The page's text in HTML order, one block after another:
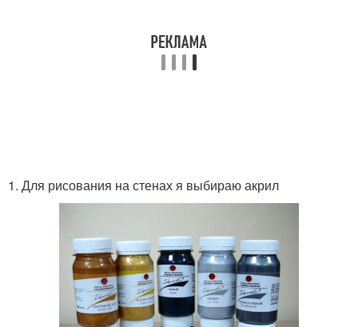
1. Для рисования на стенах я выбираю акрил